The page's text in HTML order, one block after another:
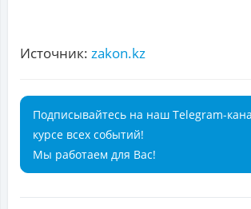
Источник: zakon.kz
Подписывайтесь на наш Telegram-
курсе всех событий!
Мы работаем для Вас!